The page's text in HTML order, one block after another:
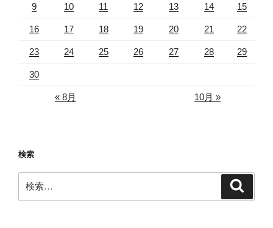
9 10 11 12 13 14 15
16 17 18 19 20 21 22
23 24 25 26 27 28 29
30
« 8月 10月 »
検索
索: